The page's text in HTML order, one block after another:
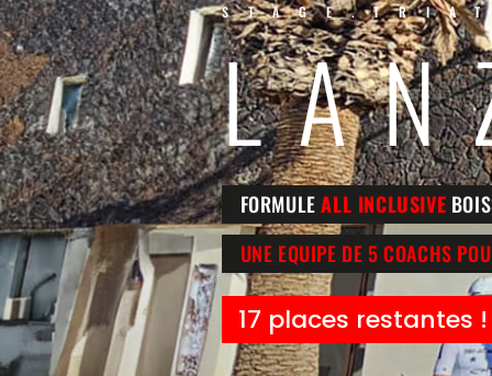
FORMULEALL INCLUSIVE
UNE EQUIPE DE 5 COACHS
17 places restantes !